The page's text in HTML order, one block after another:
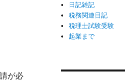
が必
日記雑記
税務関連日記
税理士試験受験
起業まで